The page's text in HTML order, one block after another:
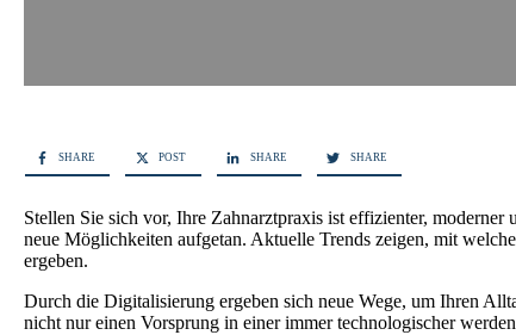
SHARE POST SHARE SHARE
Stellen Sie sich vor, Ihre Zahnarztpraxis ist effizienter,
neue Möglichkeiten aufgetan. Aktuelle Trends zeigen, mit
ergeben.
Durch die Digitalisierung ergeben sich neue Wege, um Ihren
nicht nur einen Vorsprung in einer immer technologischer